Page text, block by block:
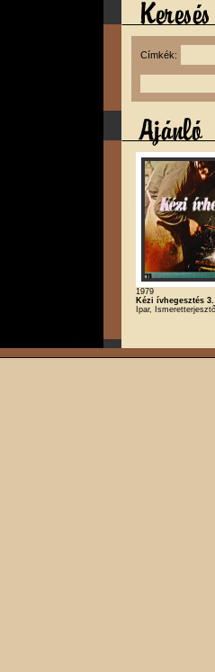
Címkék:
1979
Kézi ívhegesztés 3.
Ipar, Ismeretterjesztő